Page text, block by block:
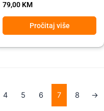
79,00 KM
Pročitaj više
4 5 6 7 8 →